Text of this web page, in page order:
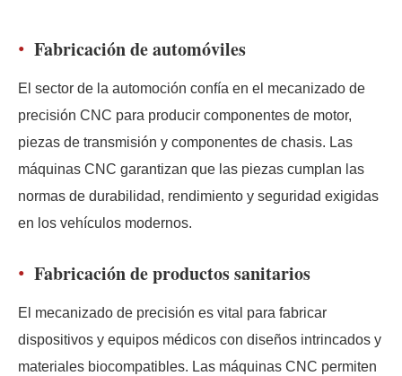
Fabricación de automóviles
El sector de la automoción confía en el mecanizado de
precisión CNC para producir componentes de motor,
piezas de transmisión y componentes de chasis. Las
máquinas CNC garantizan que las piezas cumplan las
normas de durabilidad, rendimiento y seguridad exigidas
en los vehículos modernos.
Fabricación de productos sanitarios
El mecanizado de precisión es vital para fabricar
dispositivos y equipos médicos con diseños intrincados y
materiales biocompatibles. Las máquinas CNC permiten